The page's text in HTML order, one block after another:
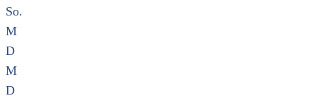
So.
M
D
M
D